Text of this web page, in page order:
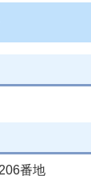
番地